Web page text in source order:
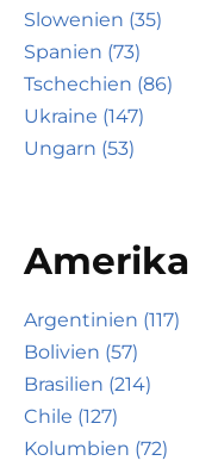
Slowenien (35)
Spanien (73)
Tschechien (86)
Ukraine (147)
Ungarn (53)
Amerika
Argentinien (117)
Bolivien (57)
Brasilien (214)
Chile (127)
Kolumbien (72)